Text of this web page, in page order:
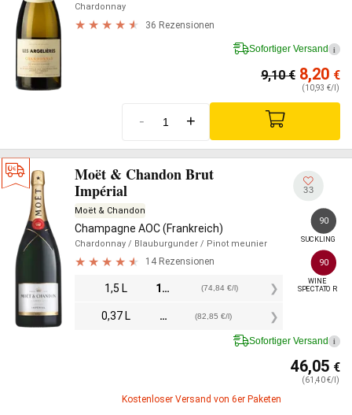
Chardonnay
36 Rezensionen
Sofortiger Versand i
9,10€ 8,20 €
(10,93 €/l)
- +
Moët & Chandon Brut
Impérial
Moët & Chandon
Champagne AOC (Frankreich)
Chardonnay / Blauburgunder / Pinot meunier
14 Rezensionen
1,5 L 112,25 (74,84 €/l)
0,37 L 30,65 €(82,85 €/l)
33
90
SUCKLING
90
WINE
SPECTATOR
Sofortiger Versand i
46,05 €
(61,40 €/l)
Kostenloser Versand von 6er Paketen